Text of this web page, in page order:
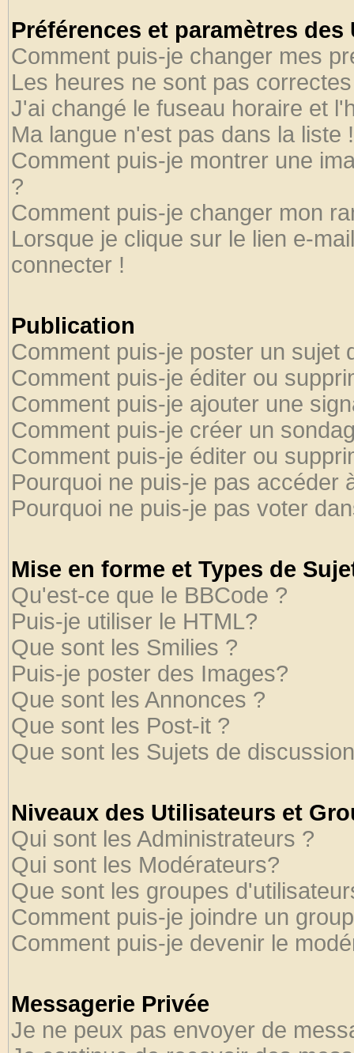
Préférences et paramètres
Comment puis-je changer mes
Les heures ne sont pas
J'ai changé le fuseau horaire et
Ma langue n'est pas dans la liste !
Comment puis-je montrer une
?
Comment puis-je changer mon
Lorsque je clique sur le lien e-
connecter !
Publication
Comment puis-je poster un sujet
Comment puis-je éditer ou
Comment puis-je ajouter une
Comment puis-je créer un
Comment puis-je éditer ou
Pourquoi ne puis-je pas accéder
Pourquoi ne puis-je pas voter
Mise en forme et Types de
Qu'est-ce que le BBCode ?
Puis-je utiliser le HTML?
Que sont les Smilies ?
Puis-je poster des Images?
Que sont les Annonces ?
Que sont les Post-it ?
Que sont les Sujets de
Niveaux des Utilisateurs et
Qui sont les Administrateurs ?
Qui sont les Modérateurs?
Que sont les groupes
Comment puis-je joindre un
Comment puis-je devenir le
Messagerie Privée
Je ne peux pas envoyer de